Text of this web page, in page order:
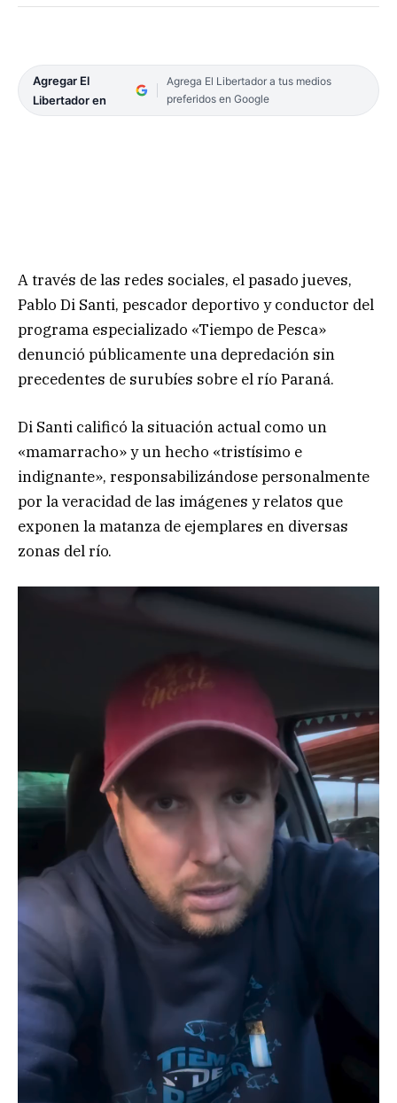
Agregar El
Libertador en
Agrega El Libertador a tus medios
preferidos en Google
A través de las redes sociales, el pasado jueves,
Pablo Di Santi, pescador deportivo y conductor del
programa especializado «Tiempo de Pesca»
denunció públicamente una depredación sin
precedentes de surubíes sobre el río Paraná.
Di Santi calificó la situación actual como un
«mamarracho» y un hecho «tristísimo e
indignante», responsabilizándose personalmente
por la veracidad de las imágenes y relatos que
exponen la matanza de ejemplares en diversas
zonas del río.